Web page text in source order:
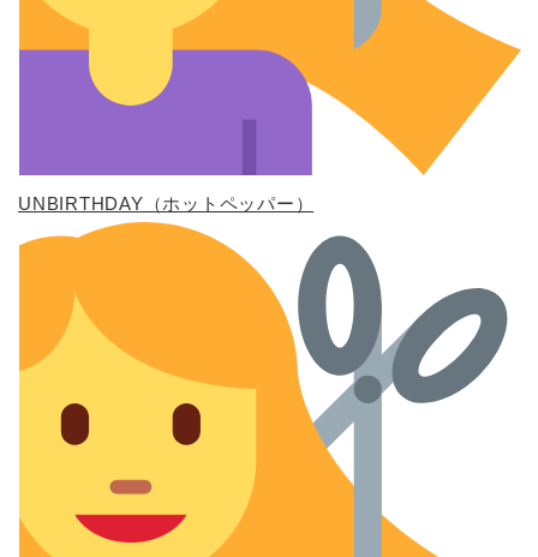
UNBIRTHDAY（ホットペッパー）